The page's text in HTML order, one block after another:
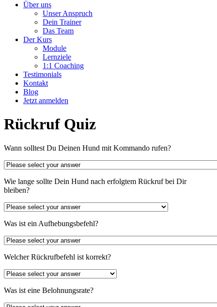
Über uns
Unser Anspruch
Dein Trainer
Das Team
Der Kurs
Module
Lernziele
1:1 Coaching
Testimonials
Kontakt
Blog
Jetzt anmelden
Rückruf Quiz
Wann solltest Du Deinen Hund mit Kommando rufen?
Wie lange sollte Dein Hund nach erfolgtem Rückruf bei Dir
bleiben?
Was ist ein Aufhebungsbefehl?
Welcher Rückrufbefehl ist korrekt?
Was ist eine Belohnungsrate?